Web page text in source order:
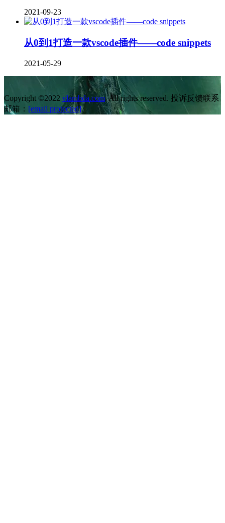
2021-09-23
从0到1打造一款vscode插件——code snippets
2021-05-29
Copyright ©2022 vlambda.com. All rights reserved. 投诉反馈联系
邮箱： [email protected]